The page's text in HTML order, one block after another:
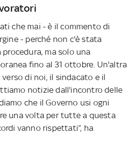
che mai - è il commento di
- perché non c'è stata
ma solo una
fino al 31 ottobre. Un'altra
di noi, il sindacato e il
notizie dall'incontro delle
che il Governo usi ogni
una volta per tutte a questa
vanno rispettati”, ha